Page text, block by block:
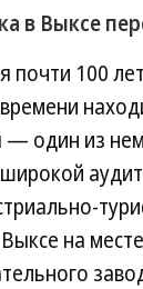
в Выксе
почти 100
один из
на